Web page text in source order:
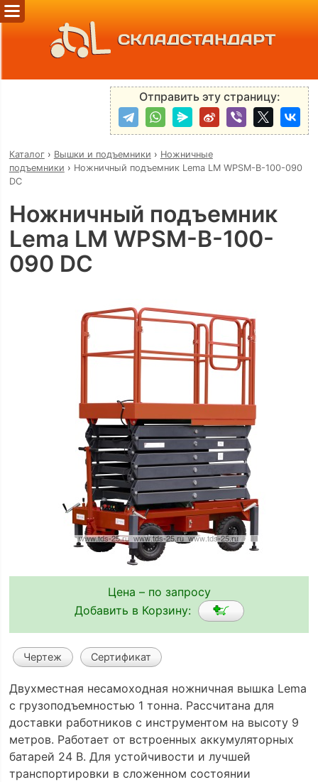
СКЛАДСТАНДАРТ
Отправить эту страницу:
Каталог› Вышки и подъемники › Ножничные
подъемники › Ножничный подъемник Lema LM WPSM-B-100-090
DC
Ножничный подъемник
Lema LM WPSM-B-100-
090 DC
Цена – по запросу
Добавить в Корзину:
Чертеж Сертификат
Двухместная несамоходная ножничная вышка Lema
с грузоподъемностью 1 тонна. Рассчитана для
доставки работников с инструментом на высоту 9
метров. Работает от встроенных аккумуляторных
батарей 24 В. Для устойчивости и лучшей
транспортировки в сложенном состоянии